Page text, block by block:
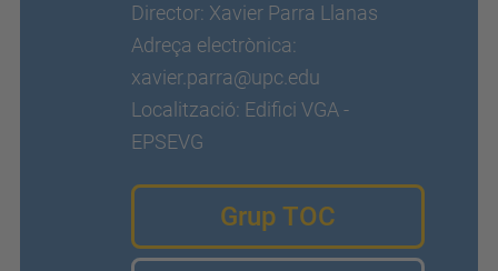
Director: Xavier Parra Llanas
Adreça electrònica:
xavier.parra@upc.edu
Localització: Edifici VGA -
EPSEVG
Grup TOC